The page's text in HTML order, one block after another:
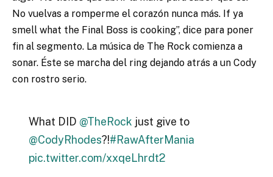
No vuelvas a romperme el corazón nunca más. If ya
smell what the Final Boss is cooking”, dice para poner
fin al segmento. La música de The Rock comienza a
sonar. Éste se marcha del ring dejando atrás a un Cody
con rostro serio.
What DID @TheRock just give to
@CodyRhodes?!#RawAfterMania
pic.twitter.com/xxqeLhrdt2